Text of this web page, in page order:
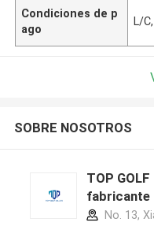
Condiciones de p
ago
L/
SOBRE NOSOTROS
TOP
fabricante
No. 13,